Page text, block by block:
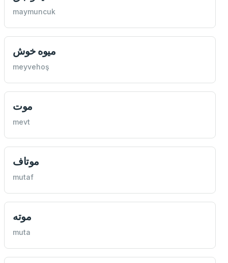
maymuncuk
ميوه خوش
meyvehoş
موت
mevt
موتاف
mutaf
موته
muta